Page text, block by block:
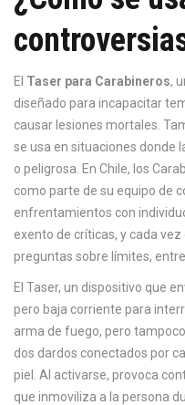
El Taser para Carabineros,
diseñado para incapacitar
causar lesiones mortales .
se usa en situaciones donde
o peligrosa . En Chile, los
como parte de su equipo de
enfrentamientos con
exento de críticas, y cada
preguntas sobre límites,
El Taser, un dispositivo que
pero baja corriente para
arma de fuego, pero
dos dardos conectados por
piel. Al activarse, provoca
que inmoviliza a la persona